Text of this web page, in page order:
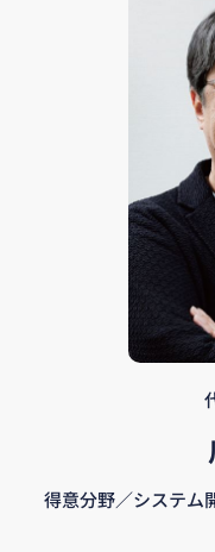
得意分野／システム